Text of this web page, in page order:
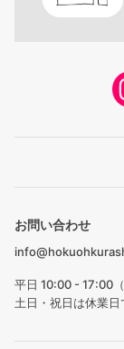
お問い合わせ
平日 10:00 - 17:00
土日・祝日は休業日